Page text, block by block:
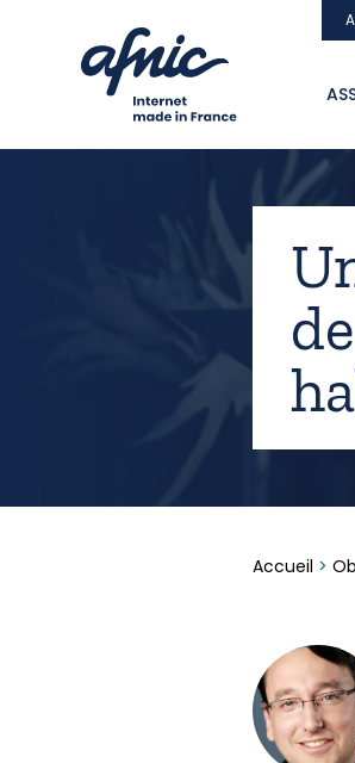
Accueil >